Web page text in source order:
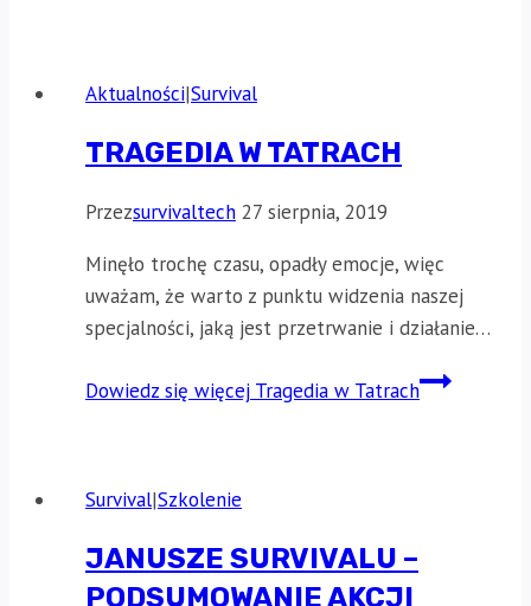
Aktualności|Survival
TRAGEDIA W TATRACH
Przezsurvivaltech 27 sierpnia, 2019
Minęło trochę czasu, opadły emocje, więc
uważam, że warto z punktu widzenia naszej
specjalności, jaką jest przetrwanie i działanie…
Dowiedz się więcej Tragedia w Tatrach
Survival|Szkolenie
JANUSZE SURVIVALU –
PODSUMOWANIE AKCJI